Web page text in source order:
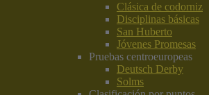
Clásica de codorniz
Disciplinas básicas
San Huberto
Jóvenes Promesas
Pruebas centroeuropeas
Deutsch Derby
Solms